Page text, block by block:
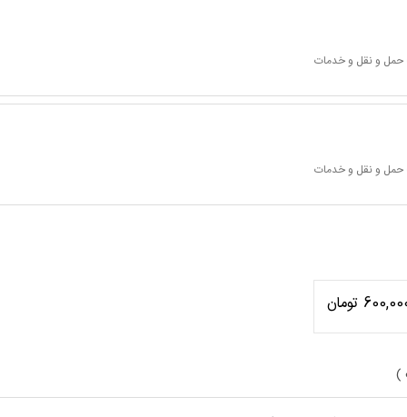
حمل و نقل و خدمات
حمل و نقل و خدمات
تومان
)